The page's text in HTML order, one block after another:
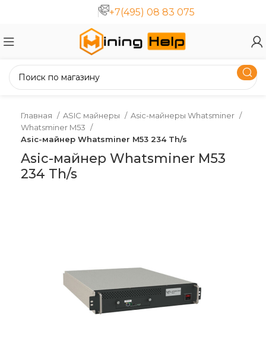
+7(495) 08 83 075
Главная ASIC майнеры
Asic-майнеры Whatsminer
Whatsminer M53
Asic-майнер Whatsminer M53 234 Th/s
Asic-майнер Whatsminer M53
234 Th/s